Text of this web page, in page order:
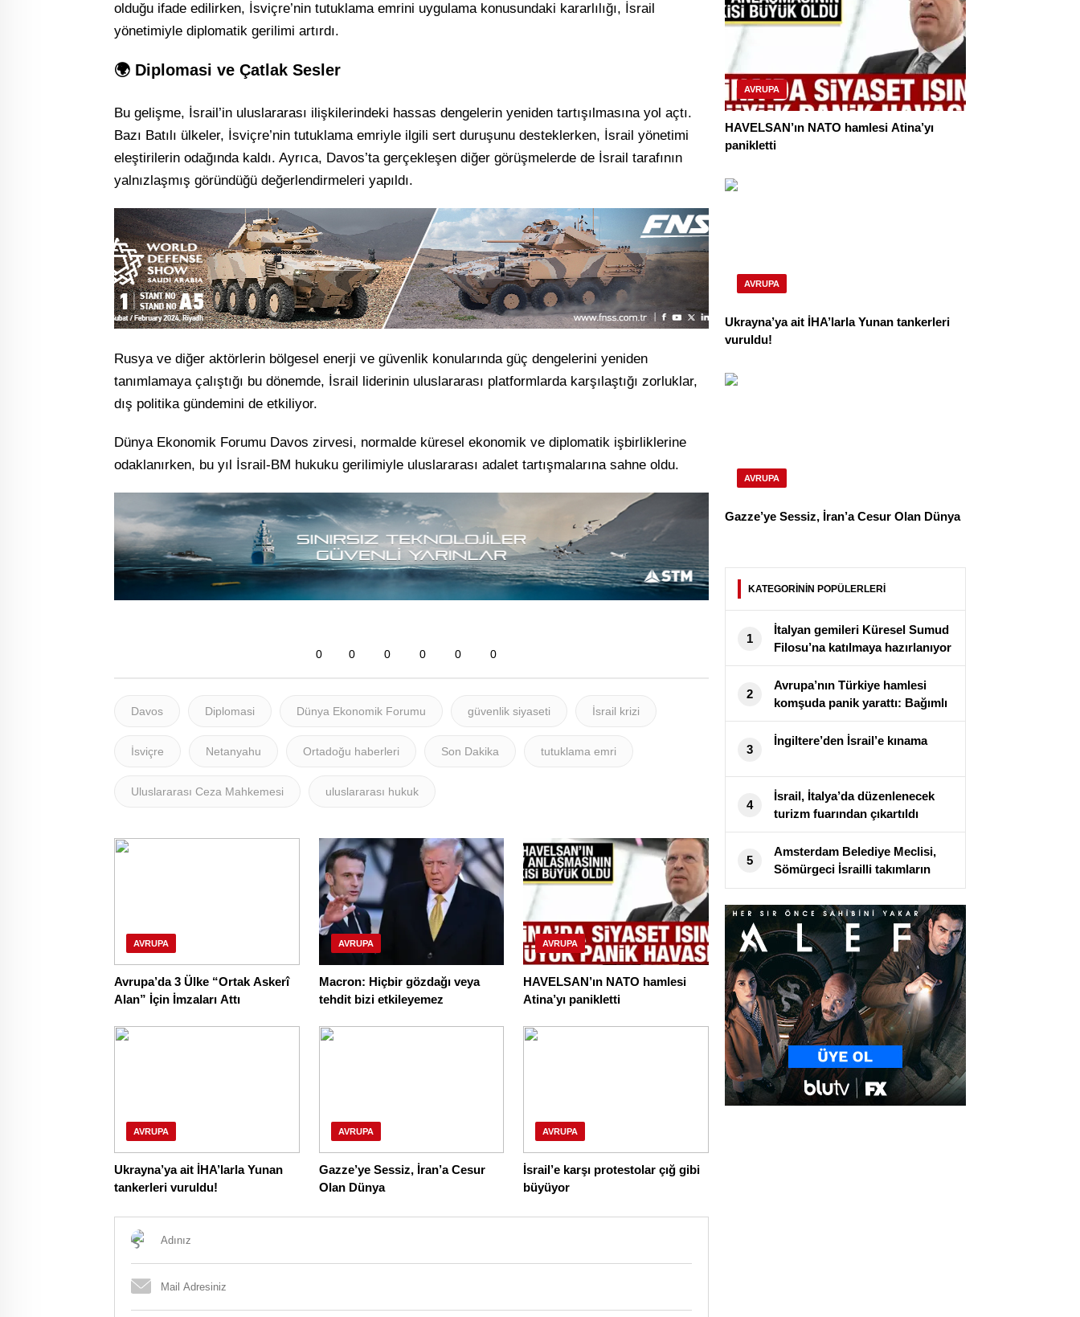
olduğu ifade edilirken, İsviçre’nin tutuklama emrini uygulama konusundaki kararlılığı, İsrail
yönetimiyle diplomatik gerilimi artırdı.
🌍 Diplomasi ve Çatlak Sesler
Bu gelişme, İsrail’in uluslararası ilişkilerindeki hassas dengelerin yeniden tartışılmasına yol açtı.
Bazı Batılı ülkeler, İsviçre’nin tutuklama emriyle ilgili sert duruşunu desteklerken, İsrail yönetimi
eleştirilerin odağında kaldı. Ayrıca, Davos’ta gerçekleşen diğer görüşmelerde de İsrail tarafının
yalnızlaşmış göründüğü değerlendirmeleri yapıldı.
Rusya ve diğer aktörlerin bölgesel enerji ve güvenlik konularında güç dengelerini yeniden
tanımlamaya çalıştığı bu dönemde, İsrail liderinin uluslararası platformlarda karşılaştığı zorluklar,
dış politika gündemini de etkiliyor.
Dünya Ekonomik Forumu Davos zirvesi, normalde küresel ekonomik ve diplomatik işbirliklerine
odaklanırken, bu yıl İsrail-BM hukuku gerilimiyle uluslararası adalet tartışmalarına sahne oldu.
0 0 0 0 0 0
Davos Diplomasi Dünya Ekonomik Forumu güvenlik siyaseti İsrail krizi
İsviçre Netanyahu Ortadoğu haberleri Son Dakika tutuklama emri
Uluslararası Ceza Mahkemesi uluslararası hukuk
AVRUPA
Avrupa’da 3 Ülke “Ortak Askerî
Alan” İçin İmzaları Attı
AVRUPA
Macron: Hiçbir gözdağı veya
tehdit bizi etkileyemez
AVRUPA
HAVELSAN’ın NATO hamlesi
Atina’yı panikletti
AVRUPA
Ukrayna’ya ait İHA’larla Yunan
tankerleri vuruldu!
AVRUPA
Gazze’ye Sessiz, İran’a Cesur
Olan Dünya
AVRUPA
İsrail’e karşı protestolar çığ gibi
büyüyor
AVRUPA
HAVELSAN’ın NATO hamlesi Atina’yı
panikletti
AVRUPA
Ukrayna’ya ait İHA’larla Yunan tankerleri
vuruldu!
AVRUPA
Gazze’ye Sessiz, İran’a Cesur Olan Dünya
KATEGORİNİN POPÜLERLERİ
1
İtalyan gemileri Küresel Sumud
Filosu’na katılmaya hazırlanıyor
2
Avrupa’nın Türkiye hamlesi
komşuda panik yarattı: Bağımlı
olabilir
3
İngiltere’den İsrail’e kınama
4
İsrail, İtalya’da düzenlenecek
turizm fuarından çıkartıldı
5
Amsterdam Belediye Meclisi,
Sömürgeci İsrailli takımların
şehirde istenmediğini belirten
kararı kabul etti.